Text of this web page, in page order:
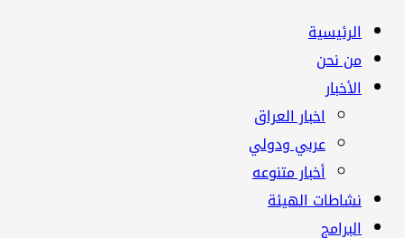
القائمة
الرئيسية
الرئيسية
من نحن
الأخبار
اخبار العراق
عربي ودولي
أخبار متنوعه
نشاطات الهيئة
البرامج